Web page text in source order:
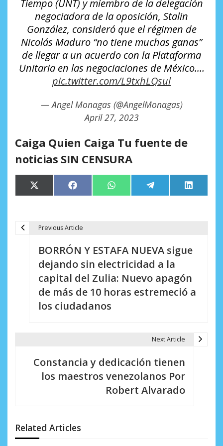
Tiempo (UNT) y miembro de la delegación
negociadora de la oposición, Stalin
González, consideró que el régimen de
Nicolás Maduro “no tiene muchas ganas”
de llegar a un acuerdo con la Plataforma
Unitaria en las negociaciones de México.…
pic.twitter.com/L9txhLQsul
— Angel Monagas (@AngelMonagas)
April 27, 2023
Caiga Quien Caiga Tu fuente de
noticias SIN CENSURA
Compartir
en
X
(Twitter)
Compartir
en
Facebook Compartir
en
WhatsApp Compartir
en
Telegram
en
LinkedIn
e
Previous Article
BORRÓN Y ESTAFA NUEVA sigue
dejando sin electricidad a la
capital del Zulia: Nuevo apagón
de más de 10 horas estremeció a
los ciudadanos
Next Article
Constancia y dedicación tienen
los maestros venezolanos Por
Robert Alvarado
Related Articles